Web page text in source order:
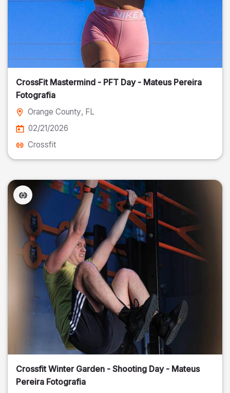
CrossFit Mastermind - PFT Day - Mateus Pereira
Fotografia
Orange County, FL
02/21/2026
Crossfit
Crossfit Winter Garden - Shooting Day - Mateus
Pereira Fotografia